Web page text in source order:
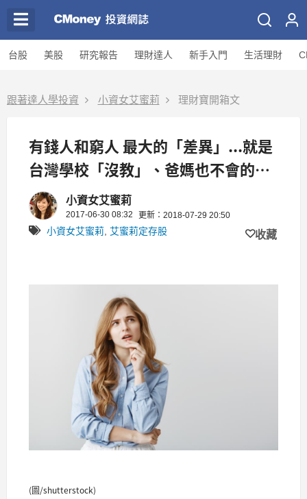
台股 美股 研究報告 理財達人 新手入門 生活理財
跟著達人學投資 小資女艾蜜莉 理財寶開箱文
有錢人和窮人 最大的「差異」...就是
台灣學校「沒教」、爸媽也不會的這
4點「財務觀念」！
小資女艾蜜莉
2017-06-30 08:32 更新：2018-07-29 20:50
小資女艾蜜莉 艾蜜莉定存股 收藏
(圖/shutterstock)